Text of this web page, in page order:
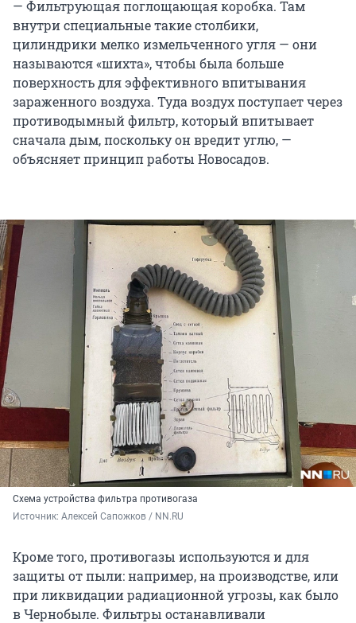
— Фильтрующая поглощающая коробка. Там
внутри специальные такие столбики,
цилиндрики мелко измельченного угля — они
называются «шихта», чтобы была больше
поверхность для эффективного впитывания
зараженного воздуха. Туда воздух поступает через
противодымный фильтр, который впитывает
сначала дым, поскольку он вредит углю, —
объясняет принцип работы Новосадов.
Схема устройства фильтра противогаза
Источник: Алексей Сапожков / NN.RU
Кроме того, противогазы используются и для
защиты от пыли: например, на производстве, или
при ликвидации радиационной угрозы, как было
в Чернобыле. Фильтры останавливали